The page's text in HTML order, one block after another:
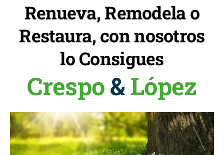
Renueva, Remodela o
Restaura, con nosotros
lo Consigues
Crespo&López